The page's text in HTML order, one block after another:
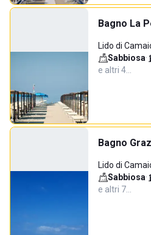
Bagno La
Lido di
Sabbiosa·
e altri 4…
Bagno
Lido di
Sabbiosa·
e altri 7…